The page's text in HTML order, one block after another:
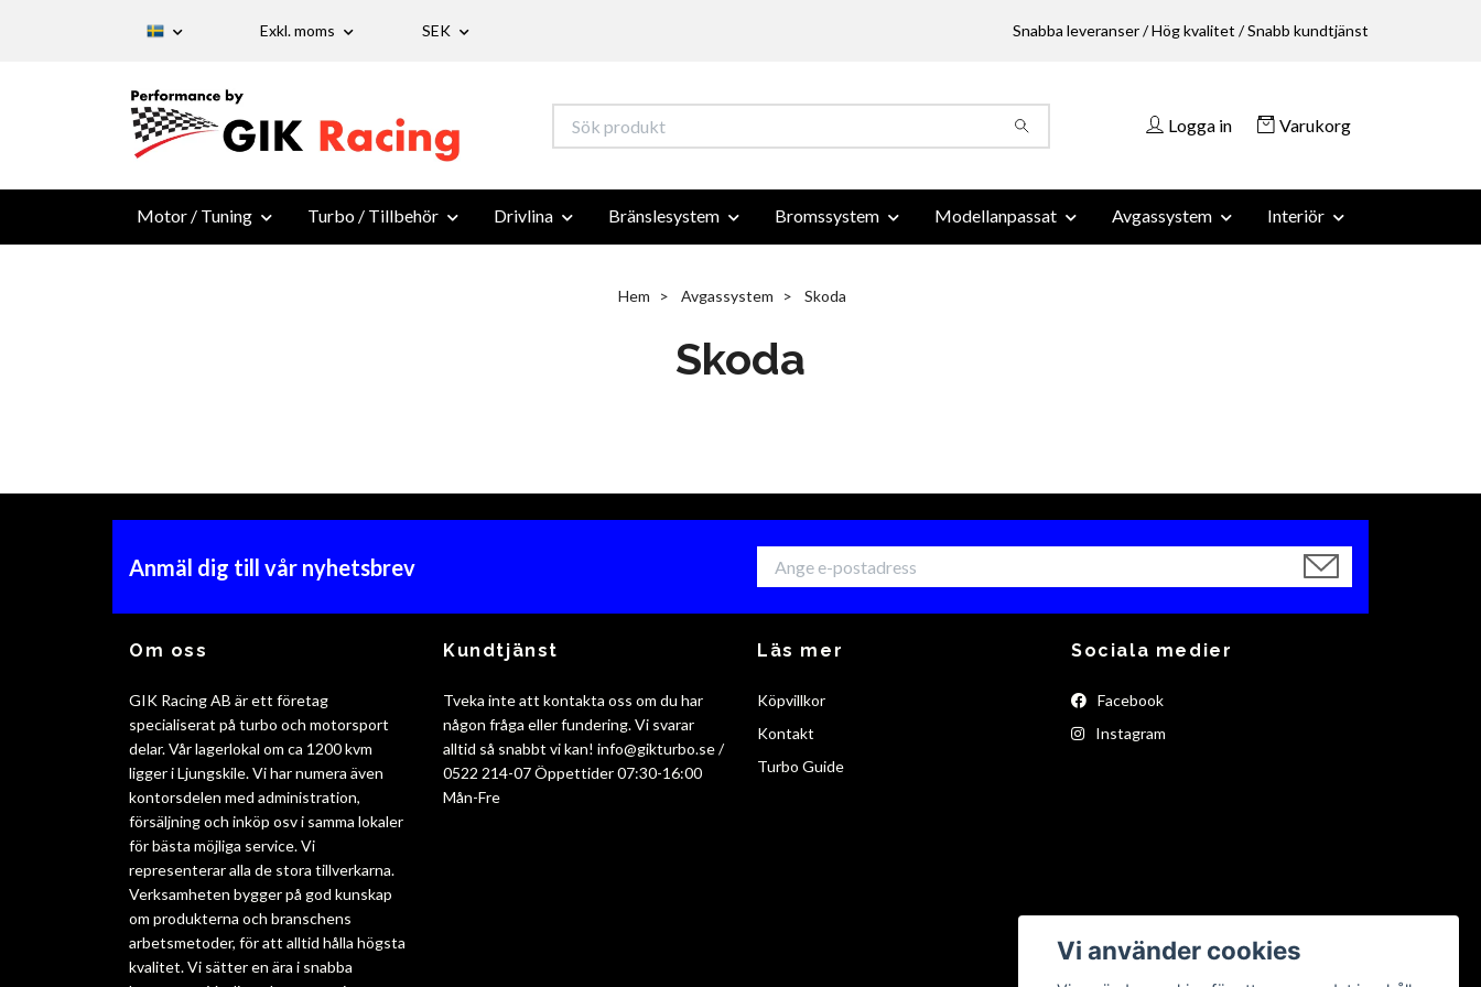
Exkl. moms SEK Snabba leveranser / Hög kvalitet / Snabb kundtjänst
Logga in Varukorg
Motor / Tuning Turbo / Tillbehör Drivlina Bränslesystem Bromssystem Modellanpassat Avgassystem Interiör
Hem Avgassystem Skoda
Skoda
Anmäl dig till vår nyhetsbrev
Om oss
GIK Racing AB är ett företag
specialiserat på turbo och motorsport
delar. Vår lagerlokal om ca 1200 kvm
ligger i Ljungskile. Vi har numera även
kontorsdelen med administration,
försäljning och inköp osv i samma lokaler
för bästa möjliga service. Vi
representerar alla de stora tillverkarna.
Verksamheten bygger på god kunskap
om produkterna och branschens
arbetsmetoder, för att alltid hålla högsta
kvalitet. Vi sätter en ära i snabba
Kundtjänst
Tveka inte att kontakta oss om du har
någon fråga eller fundering. Vi svarar
alltid så snabbt vi kan! info@gikturbo.se/
0522 214-07 Öppettider 07:30-16:00
Mån-Fre
Läs mer
Köpvillkor
Kontakt
Turbo Guide
Sociala medier
Facebook
Instagram
Vi använder cookies